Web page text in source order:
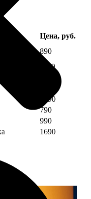
Цена, руб.
890
1190
1490
790
990
1690